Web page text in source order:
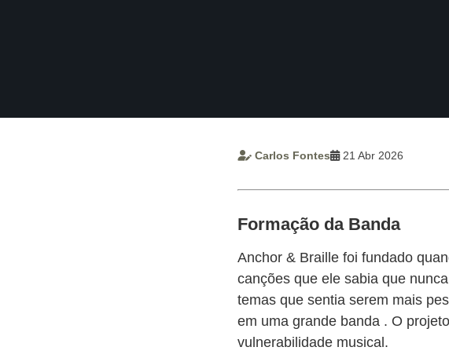
Carlos Fontes 21 Abr 2026
Formação da Banda
Anchor & Braille foi fundado
canções que ele sabia que
temas que sentia serem mais
em uma grande banda . O
vulnerabilidade musical.